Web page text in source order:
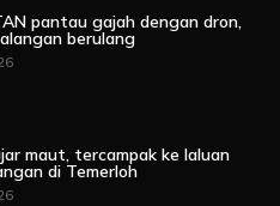
pantau gajah dengan dron,
berulang
maut, tercampak ke laluan
di Temerloh